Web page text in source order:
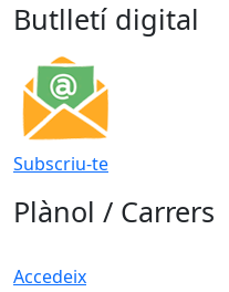
Butlletí digital
Subscriu-te
Plànol / Carrers
Accedeix